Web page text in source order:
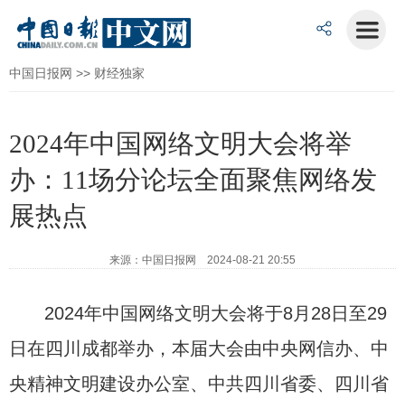
中国日报网 >> 财经独家
2024年中国网络文明大会将举
办：11场分论坛全面聚焦网络发
展热点
来源：中国日报网 2024-08-21 20:55
2024年中国网络文明大会将于8月28日至29
日在四川成都举办，本届大会由中央网信办、中
央精神文明建设办公室、中共四川省委、四川省